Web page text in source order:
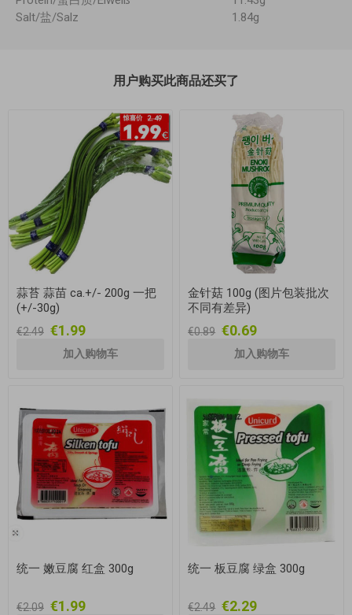
Salt/盐/Salz
1.84g
用户购买此商品还买了
蒜苔 蒜苗 ca.+/- 200g 一把
(+/-30g)
€2.49 €1.99
金针菇 100g (图片包装批次
不同有差异)
€0.89 €0.69
统一 嫩豆腐 红盒 300g
€2.09 €1.99
统一 板豆腐 绿盒 300g
€2.49 €2.29